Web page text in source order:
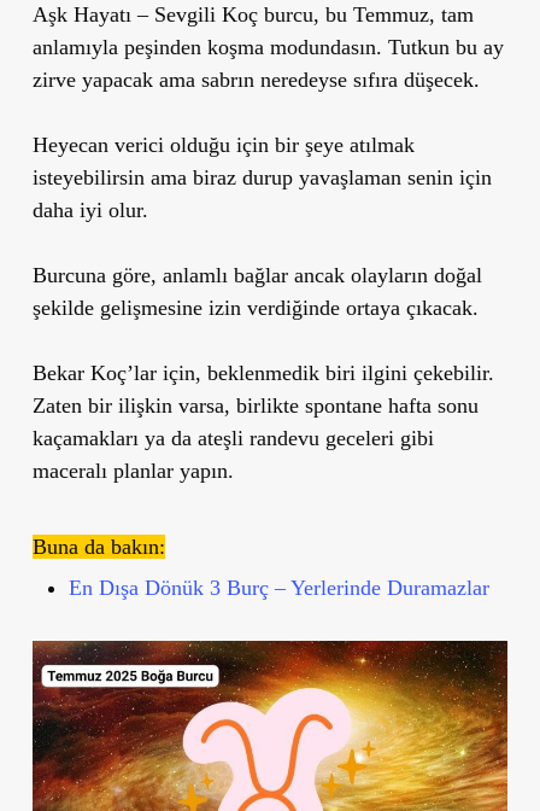
Aşk Hayatı –Sevgili Koç burcu, bu Temmuz, tam
anlamıyla peşinden koşma modundasın. Tutkun bu ay
zirve yapacak ama sabrın neredeyse sıfıra düşecek.
Heyecan verici olduğu için bir şeye atılmak
isteyebilirsin ama biraz durup yavaşlaman senin için
daha iyi olur.
Burcuna göre, anlamlı bağlar ancak olayların doğal
şekilde gelişmesine izin verdiğinde ortaya çıkacak.
Bekar Koç’lar için, beklenmedik biri ilgini çekebilir.
Zaten bir ilişkin varsa, birlikte spontane hafta sonu
kaçamakları ya da ateşli randevu geceleri gibi
maceralı planlar yapın.
Buna da bakın:
En Dışa Dönük 3 Burç – Yerlerinde Duramazlar